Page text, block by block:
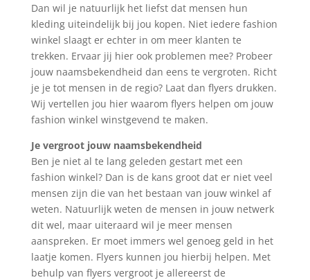
Dan wil je natuurlijk het liefst dat mensen hun
kleding uiteindelijk bij jou kopen. Niet iedere fashion
winkel slaagt er echter in om meer klanten te
trekken. Ervaar jij hier ook problemen mee? Probeer
jouw naamsbekendheid dan eens te vergroten. Richt
je je tot mensen in de regio? Laat dan flyers drukken.
Wij vertellen jou hier waarom flyers helpen om jouw
fashion winkel winstgevend te maken.
Je vergroot jouw naamsbekendheid
Ben je niet al te lang geleden gestart met een
fashion winkel? Dan is de kans groot dat er niet veel
mensen zijn die van het bestaan van jouw winkel af
weten. Natuurlijk weten de mensen in jouw netwerk
dit wel, maar uiteraard wil je meer mensen
aanspreken. Er moet immers wel genoeg geld in het
laatje komen. Flyers kunnen jou hierbij helpen. Met
behulp van flyers vergroot je allereerst de